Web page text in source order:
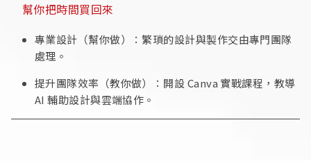
幫你把時間買回來
專業設計（幫你做）：繁瑣的設計與製作交由專門團隊
處理。
提升團隊效率（教你做）：開設 Canva 實戰課程，教導
AI 輔助設計與雲端協作。